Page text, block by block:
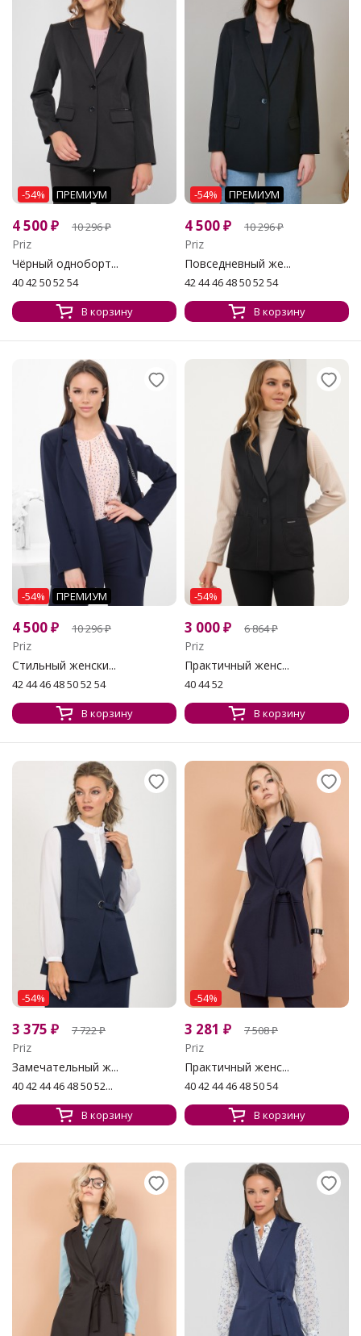
-54% ПРЕМИУМ
4 500₽ 10 296₽
Priz
Чёрный одноборт...
40 42 50 52 54
В корзину
-54% ПРЕМИУМ
4 500₽ 10 296₽
Priz
Повседневный же...
42 44 46 48 50 52 54
В корзину
-54% ПРЕМИУМ
4 500₽ 10 296₽
Priz
Стильный женски...
42 44 46 48 50 52 54
В корзину
-54%
3 000₽ 6 864₽
Priz
Практичный женс...
40 44 52
В корзину
-54%
3 375 ₽ 7 722₽
Priz
Замечательный ж...
40 42 44 46 48 50 52...
В корзину
-54%
3 281 ₽ 7 508₽
Priz
Практичный женс...
40 42 44 46 48 50 54
В корзину